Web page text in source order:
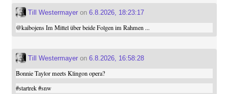
Till Westermayeron 6.8.2026, 18:23:17
@kaibojensIm Mittel über beide Folgen im Rahmen ...
Till Westermayeron 6.8.2026, 16:58:28
Bonnie Taylor meets Klingon opera?
#startrek #snw